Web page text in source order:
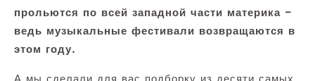
прольются по всей западной части материка –
ведь музыкальные фестивали возвращаются в
этом году.